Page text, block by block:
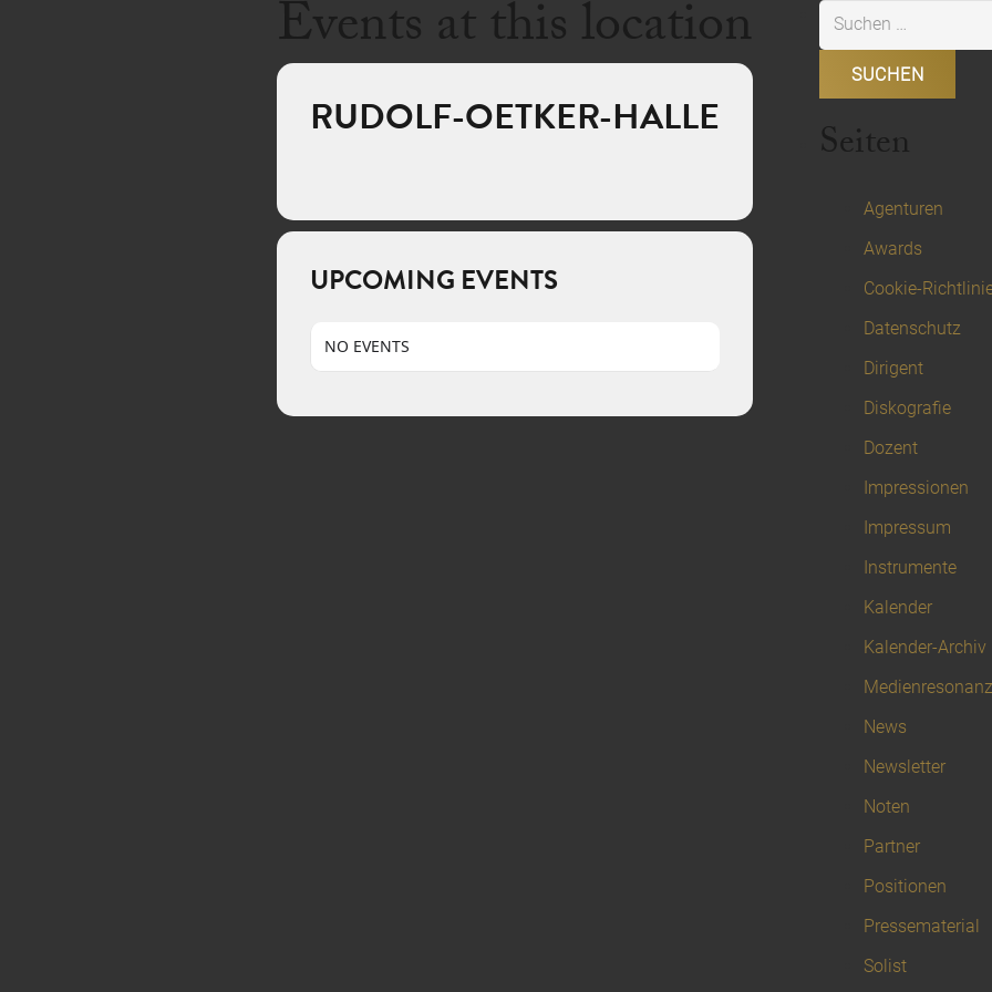
Events at this location
RUDOLF-OETKER-HALLE
UPCOMING EVENTS
NO EVENTS
Suchen
nach:
Seiten
Agenturen
Awards
Cookie-
Datenschutz
Dirigent
Diskografie
Dozent
Impressionen
Impressum
Instrumente
Kalender
Kalender-Archiv
Medienresonanz
News
Newsletter
Noten
Partner
Positionen
Pressematerial
Solist